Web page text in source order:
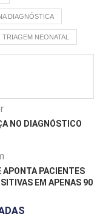
DIAGNÓSTICA
TRIAGEM NEONATAL
NO DIAGNÓSTICO
APONTA PACIENTES
EM APENAS 90